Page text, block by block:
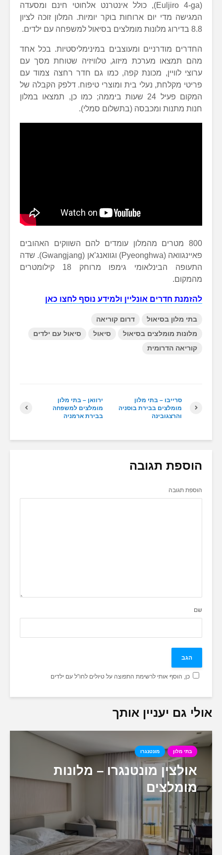
(Euljiro 4-ga), כולל אינטרנט אלחוטי חינם ומסעדה
המגישה מדי יום ארוחות בוקר יומיות. המלון זוכה לציון
8.8 בדירוג מלונות מומלצים בסיאול למשפחה עם ילדים.
החדרים מודרניים ומעוצבים במינימליסטיות. בכל אחד
מהם תמצאו מערכת מיזוג, טלוויזיה שטוחת מסך עם
ערוצי לוויין, מכונת קפה, כמו גם חדר רחצה צמוד עם
פריטי מקלחת, נעלי בית ומוצרי טיפוח. דלפק הקבלה של
המקום פעיל 24 שעות ביממה; כמו כן, תמצאו במלון
חנות מתנות ומכבסה (בתשלום סמלי).
800 מטרים מהמלון עומדים להם השווקים האהובים
פאיינגוואה (Pyeonghwa) וגוואנג’אן (Gwangjang). שדה
התעופה הבינלאומי גימפו מרוחק 18 קילומטרים
מהמקום.
להזמנת חדרים אונליין ולמידע נוסף לחצו כאן
בתי מלון בסיאול
דרום קוריאה
מלונות מומלצים בסיאול
סיאול
סיאול עם ילדים
קוריאה הדרומית
ירוואן – בתי מלון
מומלצים למשפחה
בבירת ארמניה
סרייבו – בתי מלון
מומלצים בבירת בוסניה
והרצגובינה
הוספת תגובה
הוספת תגובה
שם
כן, הוסף אותי לרשימת התפוצה על טיולים לחו"ל עם ילדים
אולי גם יעניין אותך
בתי מלון מונטנגרו
אולצין מונטנגרו – מלונות
מומלצים